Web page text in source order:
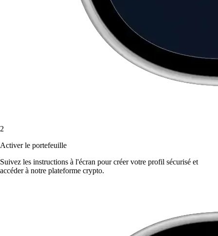
2
Activer le portefeuille
Suivez les instructions à l'écran pour créer votre profil sécurisé et
accéder à notre plateforme crypto.